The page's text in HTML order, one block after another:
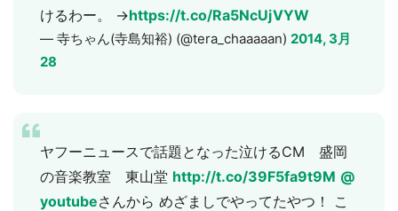
けるわー。 →https://t.co/Ra5NcUjVYW
— 寺ちゃん(寺島知裕) (@tera_chaaaaan) 2014, 3月
28
ヤフーニュースで話題となった泣けるCM 盛岡
の音楽教室 東山堂 http://t.co/39F5fa9t9M @
youtubeさんから めざましでやってたやつ！ こ